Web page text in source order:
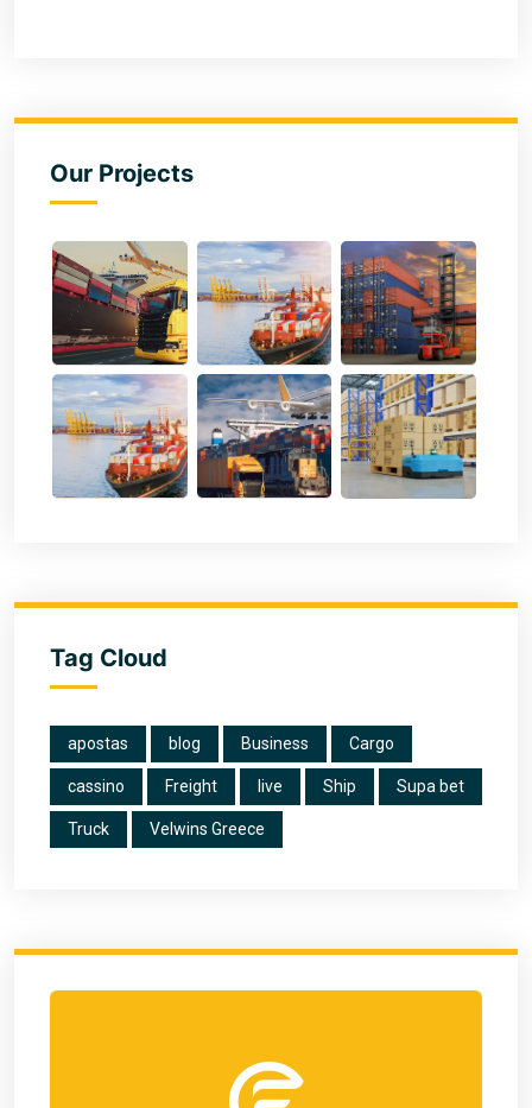
Our Projects
Tag Cloud
apostas blog Business Cargo
cassino Freight live Ship Supa bet
Truck Velwins Greece